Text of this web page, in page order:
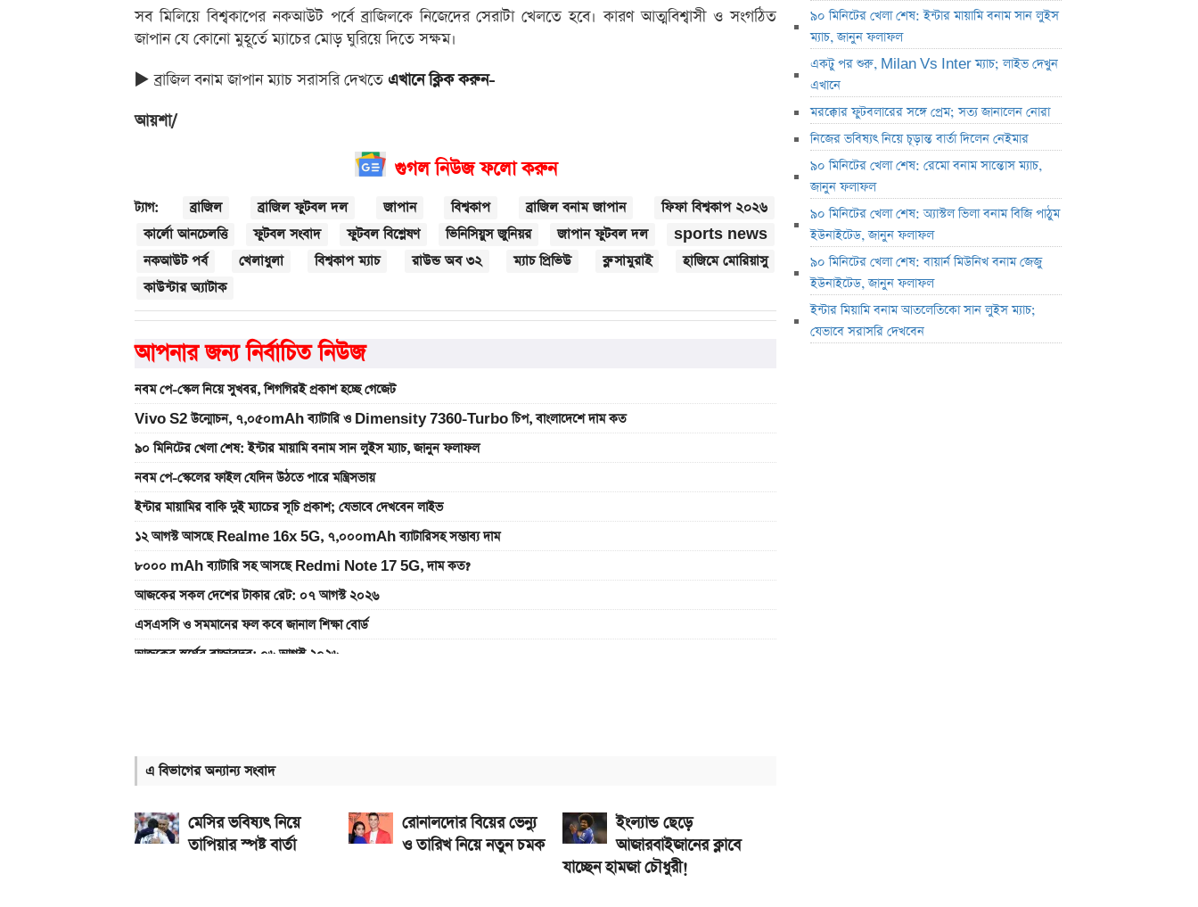
সব মিলিয়ে বিশ্বকাপের নকআউট পর্বে ব্রাজিলকে নিজেদের সেরাটা খেলতে হবে। কারণ আত্মবিশ্বাসী ও সংগঠিত
জাপান যে কোনো মুহূর্তে ম্যাচের মোড় ঘুরিয়ে দিতে সক্ষম।
▶️ ব্রাজিল বনাম জাপান ম্যাচ সরাসরি দেখতে এখানে ক্লিক করুন-
আয়শা/
গুগল নিউজ ফলো করুন
ট্যাগ: ব্রাজিল ব্রাজিল ফুটবল দল জাপান বিশ্বকাপ ব্রাজিল বনাম জাপান
ফিফা বিশ্বকাপ ২০২৬
কার্লো আনচেলত্তি
ফুটবল সংবাদ ফুটবল বিশ্লেষণ ভিনিসিয়ুস জুনিয়র জাপান ফুটবল দল
sports news
নকআউট পর্ব
খেলাধুলা বিশ্বকাপ ম্যাচ রাউন্ড অব ৩২ ম্যাচ প্রিভিউ ব্লু সামুরাই
হাজিমে মোরিয়াসু
কাউন্টার অ্যাটাক
আপনার জন্য নির্বাচিত নিউজ
নবম পে-স্কেল নিয়ে সুখবর, শিগগিরই প্রকাশ হচ্ছে গেজেট
Vivo S2 উন্মোচন, ৭,০৫০mAh ব্যাটারি ও Dimensity 7360-Turbo চিপ, বাংলাদেশে দাম কত
৯০ মিনিটের খেলা শেষ: ইন্টার মায়ামি বনাম সান লুইস ম্যাচ, জানুন ফলাফল
নবম পে-স্কেলের ফাইল যেদিন উঠতে পারে মন্ত্রিসভায়
ইন্টার মায়ামির বাকি দুই ম্যাচের সূচি প্রকাশ; যেভাবে দেখবেন লাইভ
১২ আগস্ট আসছে Realme 16x 5G, ৭,০০০mAh ব্যাটারিসহ সম্ভাব্য দাম
৮০০০ mAh ব্যাটারি সহ আসছে Redmi Note 17 5G, দাম কত?
আজকের সকল দেশের টাকার রেট: ০৭ আগস্ট ২০২৬
এসএসসি ও সমমানের ফল কবে জানাল শিক্ষা বোর্ড
আজকের স্বর্ণের বাজারদর: ০৬ আগস্ট ২০২৬
আজ ৪ ঘণ্টা বিদ্যুৎ থাকবে না যেসব এলাকায়, আগেই জেনে নিন
এ বিভাগের অন্যান্য সংবাদ
মেসির ভবিষ্যৎ নিয়ে
তাপিয়ার স্পষ্ট বার্তা
রোনালদোর বিয়ের ভেন্যু
ও তারিখ নিয়ে নতুন চমক
ইংল্যান্ড ছেড়ে
আজারবাইজানের ক্লাবে
যাচ্ছেন হামজা চৌধুরী!
৯০ মিনিটের খেলা শেষ: ইন্টার মায়ামি বনাম সান লুইস
ম্যাচ, জানুন ফলাফল
একটু পর শুরু, Milan Vs Inter ম্যাচ; লাইভ দেখুন
এখানে
মরক্কোর ফুটবলারের সঙ্গে প্রেম; সত্য জানালেন নোরা
নিজের ভবিষ্যৎ নিয়ে চূড়ান্ত বার্তা দিলেন নেইমার
৯০ মিনিটের খেলা শেষ: রেমো বনাম সান্তোস ম্যাচ,
জানুন ফলাফল
৯০ মিনিটের খেলা শেষ: অ্যাস্টল ভিলা বনাম বিজি পাঠুম
ইউনাইটেড, জানুন ফলাফল
৯০ মিনিটের খেলা শেষ: বায়ার্ন মিউনিখ বনাম জেজু
ইউনাইটেড, জানুন ফলাফল
ইন্টার মিয়ামি বনাম আতলেতিকো সান লুইস ম্যাচ;
যেভাবে সরাসরি দেখবেন